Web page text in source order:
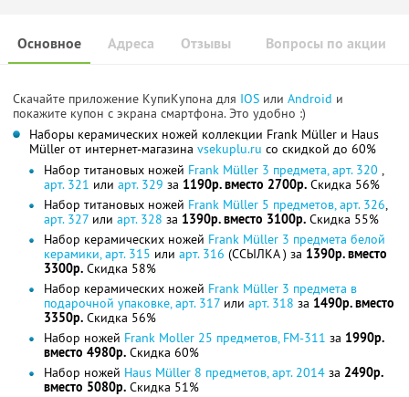
Основное Отзывы Вопросы по акции
Адреса
Скачайте приложение КупиКупона для IOS или Android и
покажите купон с экрана смартфона. Это удобно :)
Наборы керамических ножей коллекции Frank Müller и Haus
Müller от интернет-магазина vsekuplu.ru со скидкой до 60%
Набор титановых ножей Frank Müller 3 предмета, арт. 320 ,
арт. 321 или арт. 329 за 1190р. вместо 2700р. Скидка 56%
Набор титановых ножей Frank Müller 5 предметов, арт. 326,
арт. 327 или арт. 328 за 1390р. вместо 3100р. Скидка 55%
Набор керамических ножей Frank Müller 3 предмета белой
керамики, арт. 315 или арт. 316 (ССЫЛКА ) за 1390р. вместо
3300р. Скидка 58%
Набор керамических ножей Frank Müller 3 предмета в
подарочной упаковке, арт. 317 или арт. 318 за 1490р. вместо
3350р. Скидка 56%
Набор ножей Frank Moller 25 предметов, FM-311 за 1990р.
вместо 4980р. Скидка 60%
Набор ножей Haus Müller 8 предметов, арт. 2014 за 2490р.
вместо 5080р. Скидка 51%